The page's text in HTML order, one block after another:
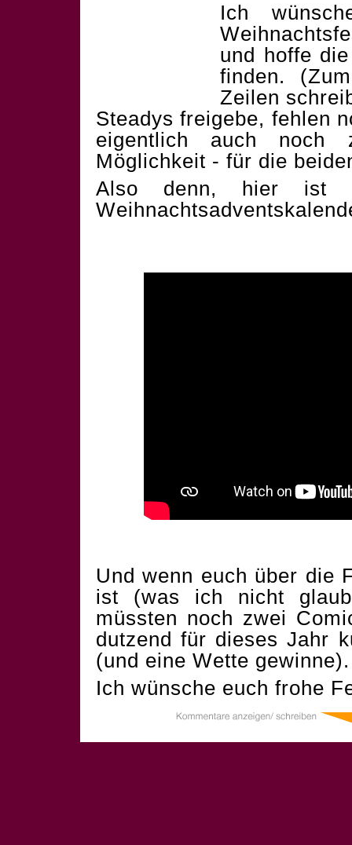
Ich
und hoffe
finden.
Zeilen
Steadys freigebe, fehlen
eigentlich auch noch
Möglichkeit - für die
Also denn, hier ist
Und wenn euch über die
ist (was ich nicht
müssten noch zwei
dutzend für dieses Jahr
(und eine Wette
Ich wünsche euch frohe